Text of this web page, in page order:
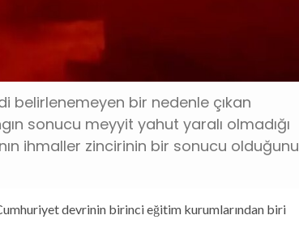
belirlenemeyen bir nedenle çıkan
sonucu meyyit yahut yaralı olmadığı
ihmaller zincirinin bir sonucu olduğunu
devrinin birinci eğitim kurumlarından biri